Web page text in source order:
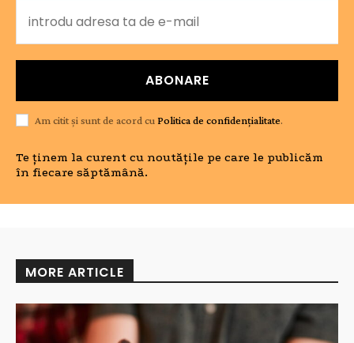
ABONARE
Am citit și sunt de acord cu Politica de confidențialitate.
Te ținem la curent cu noutățile pe care le publicăm
în fiecare săptămână.
MORE ARTICLE